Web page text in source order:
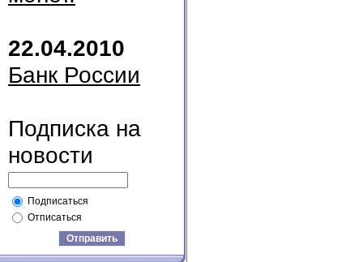
22.04.2010
Банк России
Подписка на
новости
Подписаться
Отписаться
Отправить